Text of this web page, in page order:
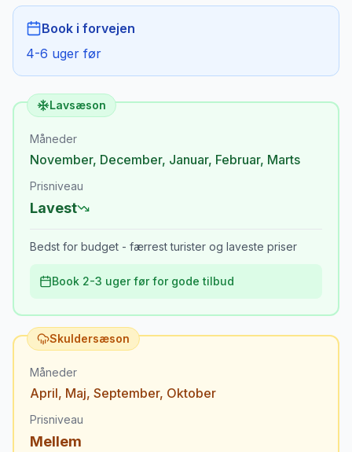
Book i forvejen
4-6 uger før
Lavsæson
Måneder
November, December, Januar, Februar, Marts
Prisniveau
Lavest
Bedst for budget - færrest turister og laveste priser
Book 2-3 uger før for gode tilbud
Skuldersæson
Måneder
April, Maj, September, Oktober
Prisniveau
Mellem